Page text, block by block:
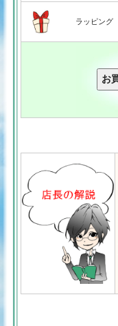
ラッピング